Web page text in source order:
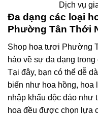
Dịch vụ
Đa dạng các loại
Phường Tân Thới
Shop hoa tươi Phường
hào về sự đa dạng
Tại đây, bạn có thể dễ
biến như hoa hồng, hoa
nhập khẩu độc đáo như
hoa đều được chọn lựa